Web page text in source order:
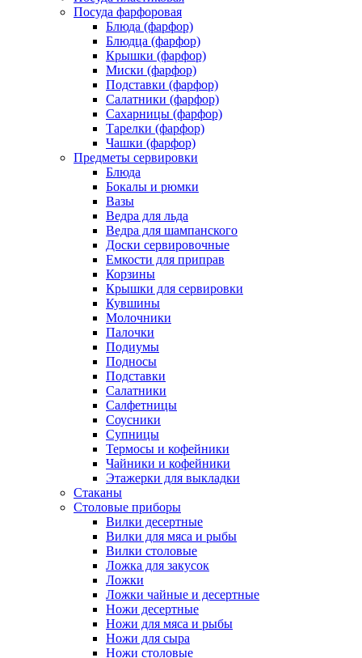
Посуда фарфоровая
Блюда (фарфор)
Блюдца (фарфор)
Крышки (фарфор)
Миски (фарфор)
Подставки (фарфор)
Салатники (фарфор)
Сахарницы (фарфор)
Тарелки (фарфор)
Чашки (фарфор)
Предметы сервировки
Блюда
Бокалы и рюмки
Вазы
Ведра для льда
Ведра для шампанского
Доски сервировочные
Емкости для приправ
Корзины
Крышки для сервировки
Кувшины
Молочники
Палочки
Подиумы
Подносы
Подставки
Салатники
Салфетницы
Соусники
Супницы
Термосы и кофейники
Чайники и кофейники
Этажерки для выкладки
Стаканы
Столовые приборы
Вилки десертные
Вилки для мяса и рыбы
Вилки столовые
Ложка для закусок
Ложки
Ложки чайные и десертные
Ножи десертные
Ножи для мяса и рыбы
Ножи для сыра
Ножи столовые